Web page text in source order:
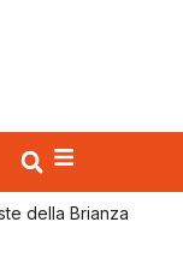
della Brianza